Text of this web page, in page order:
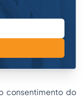
consentimento do